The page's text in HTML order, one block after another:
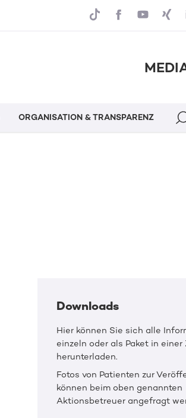
ORGANISATION & TRANSPARENZ
Downloads
Hier können Sie sich alle
einzeln oder als Paket in
herunterladen.
Fotos von Patienten zur
können beim oben genannten
Aktionsbetreuer angefragt